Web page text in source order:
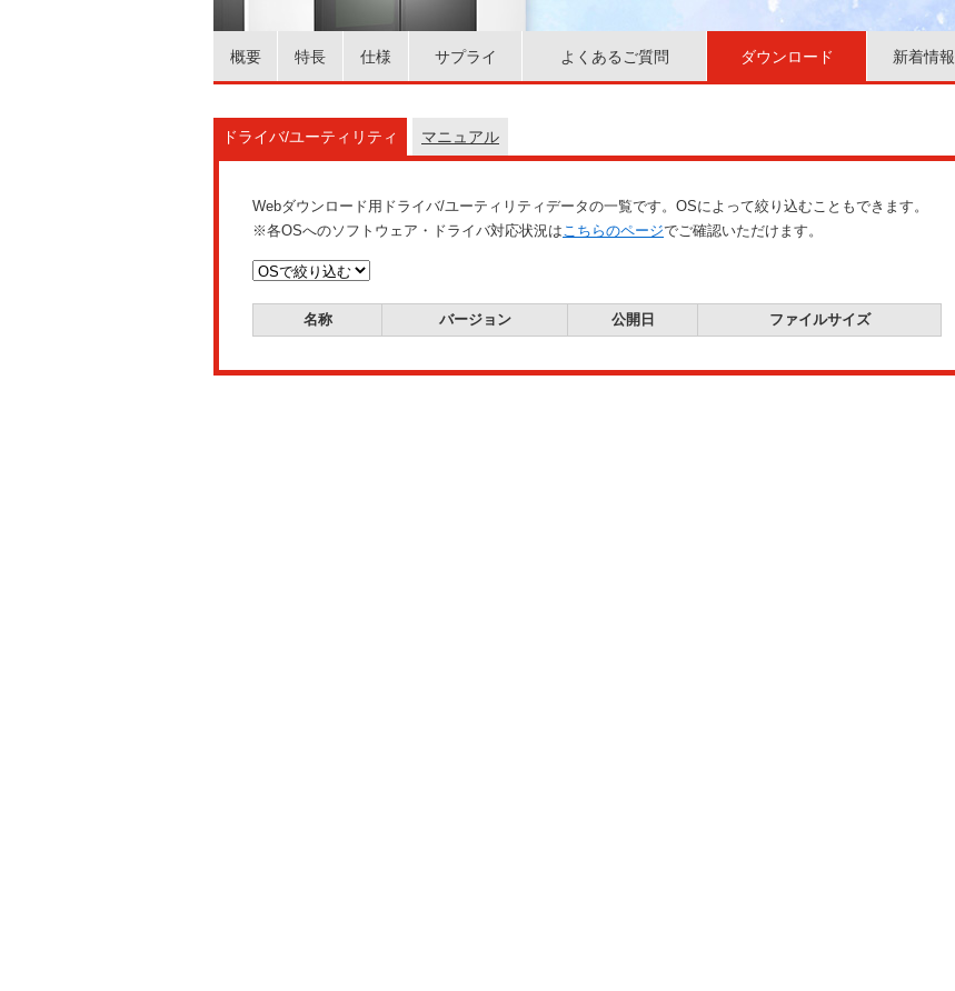
概要 特長 仕様 サプライ よくあるご質問 ダウンロード 新着情報
ドライバ/ユーティリティ マニュアル
Webダウンロード用ドライバ/ユーティリティデータの一覧です。OSによって絞り込むこともできます。
※各OSへのソフトウェア・ドライバ対応状況はこちらのページでご確認いただけます。
名称 バージョン 公開日 ファイルサイズ